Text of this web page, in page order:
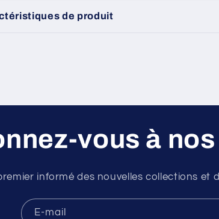
de produit
vous à
informé des nouvelles collections et
E-mail